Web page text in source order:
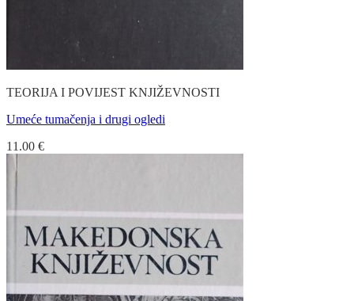
TEORIJA I POVIJEST KNJIŽEVNOSTI
Umeće tumačenja i drugi ogledi
11.00 €